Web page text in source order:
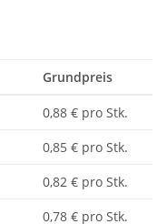
Grundpreis
0,88 € pro Stk.
0,85 € pro Stk.
0,82 € pro Stk.
0,78 € pro Stk.